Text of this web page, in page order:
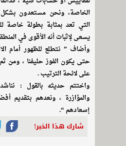
الخاصة، ونحن مستعدون بشكل
التي تعد بمثابة بطولة خاصة
يسعى لإثبات أنه الأقوى في
وأضاف ” نتطلع للظهور أمام
حتى يكون الفوز حليفنا ، ومن
على لائحة الترتيب .
واختتم حديثه بالقول :
والمؤازرة ، ونعدهم بتقديم
إسعادهم “.
شارك هذا الخبر!